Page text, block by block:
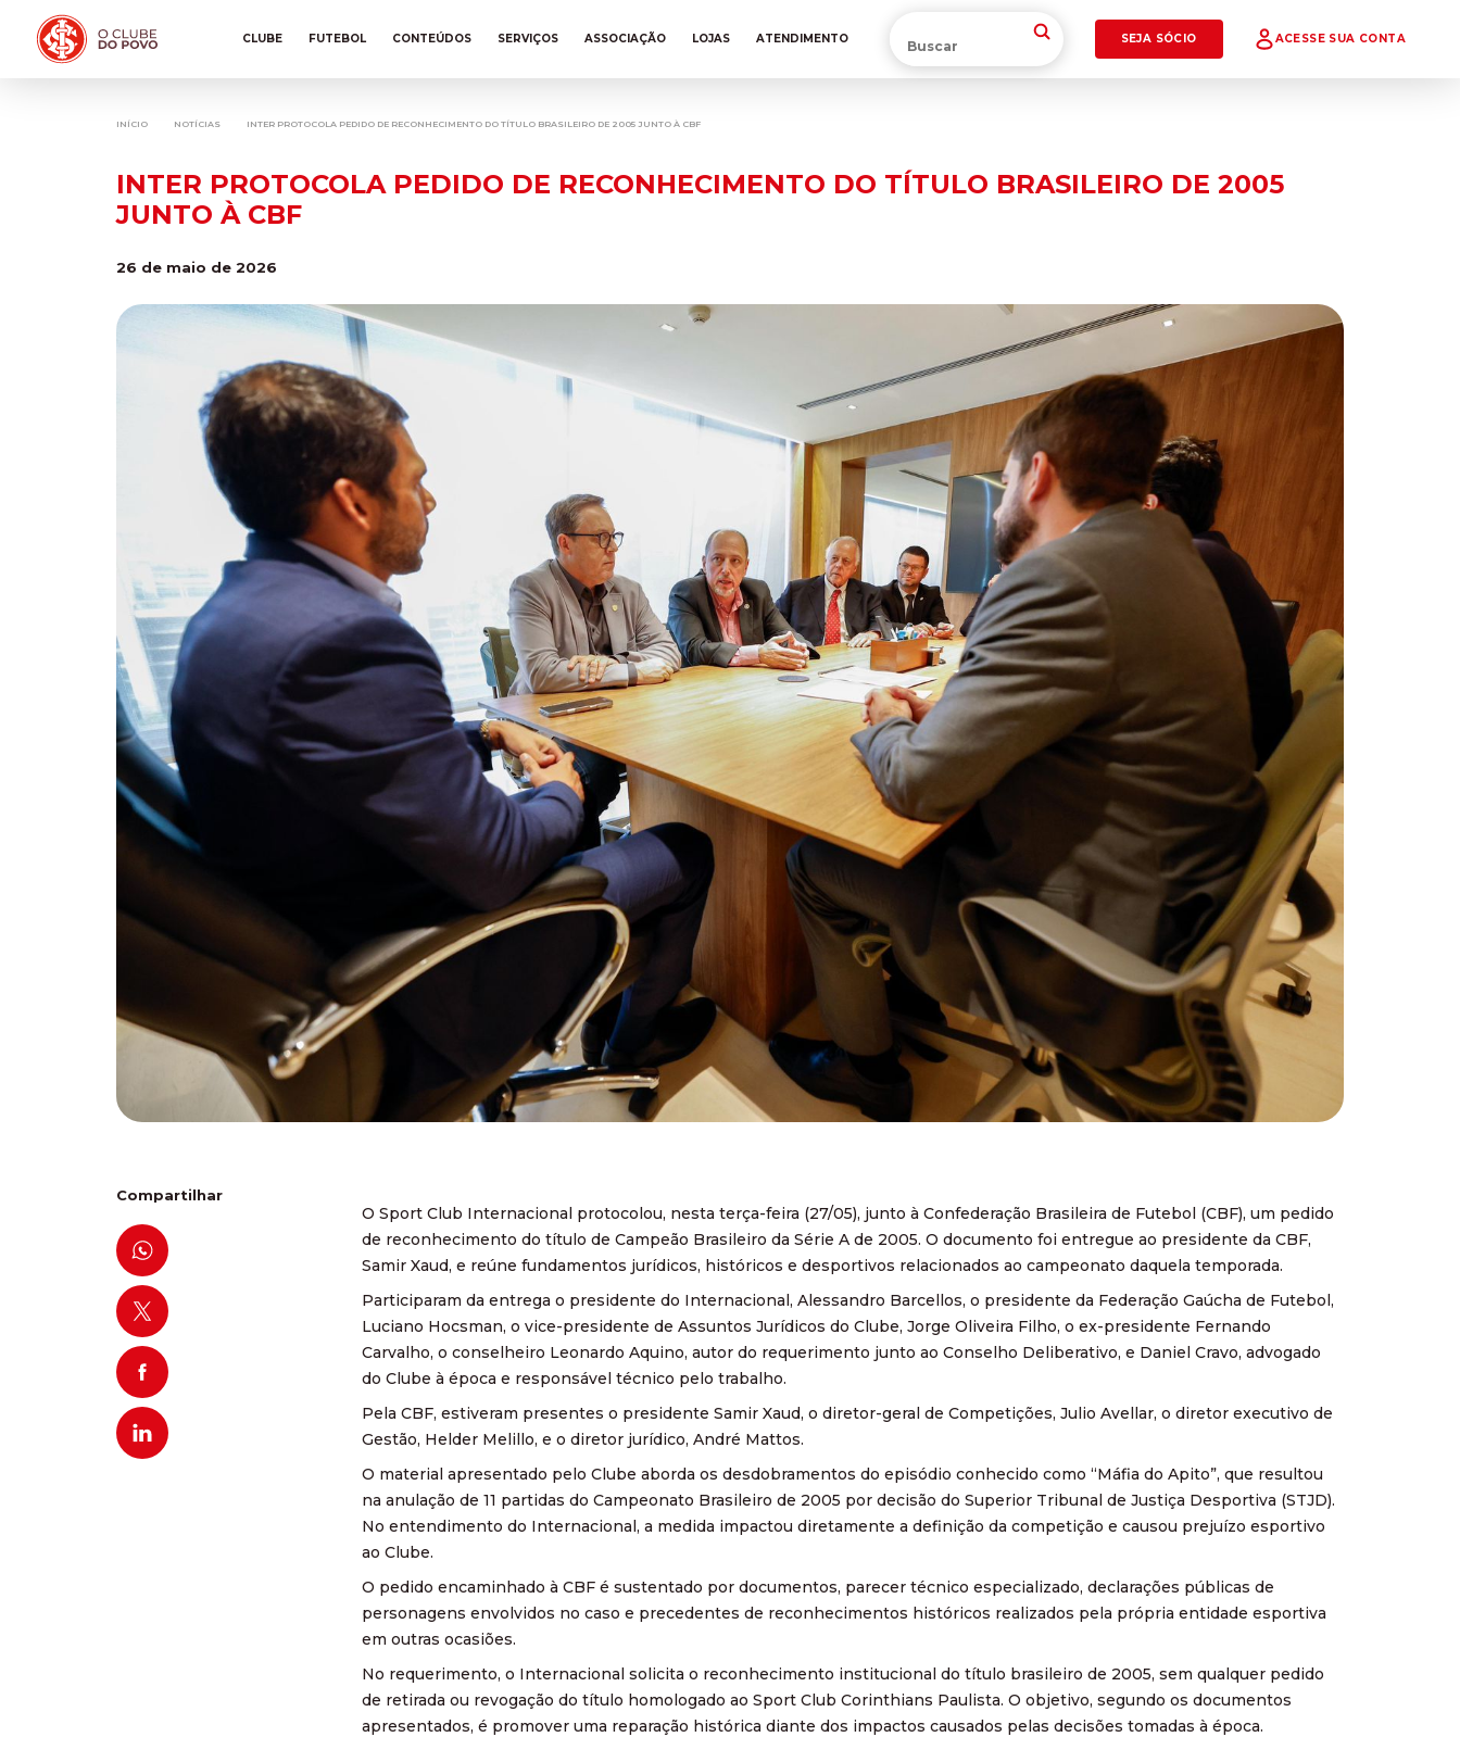
CLUBE FUTEBOL CONTEÚDOS SERVIÇOS ASSOCIAÇÃO LOJAS ATENDIMENTO SEJA SÓCIO ACESSE SUA CONTA
INÍCIO NOTÍCIAS INTER PROTOCOLA PEDIDO DE RECONHECIMENTO DO TÍTULO BRASILEIRO DE 2005 JUNTO À CBF
INTER PROTOCOLA PEDIDO DE RECONHECIMENTO DO TÍTULO BRASILEIRO DE 2005
JUNTO À CBF
26 de maio de 2026
Compartilhar
O Sport Club Internacional protocolou, nesta terça-feira (27/05), junto à Confederação Brasileira de Futebol (CBF), um pedido
de reconhecimento do título de Campeão Brasileiro da Série A de 2005. O documento foi entregue ao presidente da CBF,
Samir Xaud, e reúne fundamentos jurídicos, históricos e desportivos relacionados ao campeonato daquela temporada.
Participaram da entrega o presidente do Internacional, Alessandro Barcellos, o presidente da Federação Gaúcha de Futebol,
Luciano Hocsman, o vice-presidente de Assuntos Jurídicos do Clube, Jorge Oliveira Filho, o ex-presidente Fernando
Carvalho, o conselheiro Leonardo Aquino, autor do requerimento junto ao Conselho Deliberativo, e Daniel Cravo, advogado
do Clube à época e responsável técnico pelo trabalho.
Pela CBF, estiveram presentes o presidente Samir Xaud, o diretor-geral de Competições, Julio Avellar, o diretor executivo de
Gestão, Helder Melillo, e o diretor jurídico, André Mattos.
O material apresentado pelo Clube aborda os desdobramentos do episódio conhecido como “Máfia do Apito”, que resultou
na anulação de 11 partidas do Campeonato Brasileiro de 2005 por decisão do Superior Tribunal de Justiça Desportiva (STJD).
No entendimento do Internacional, a medida impactou diretamente a definição da competição e causou prejuízo esportivo
ao Clube.
O pedido encaminhado à CBF é sustentado por documentos, parecer técnico especializado, declarações públicas de
personagens envolvidos no caso e precedentes de reconhecimentos históricos realizados pela própria entidade esportiva
em outras ocasiões.
No requerimento, o Internacional solicita o reconhecimento institucional do título brasileiro de 2005, sem qualquer pedido
de retirada ou revogação do título homologado ao Sport Club Corinthians Paulista. O objetivo, segundo os documentos
apresentados, é promover uma reparação histórica diante dos impactos causados pelas decisões tomadas à época.